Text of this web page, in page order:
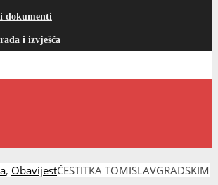
dokumenti
i izvješća
, ObavijestČESTITKA TOMISLAVGRADSKIM